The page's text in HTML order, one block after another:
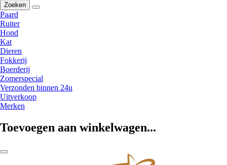
Zoeken
Paard
Ruiter
Hond
Kat
Dieren
Fokkerij
Boerderij
Zomerspecial
Verzonden binnen 24u
Uitverkoop
Merken
Toevoegen aan winkelwagen...